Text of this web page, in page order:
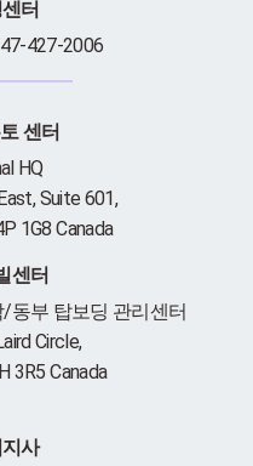
터
427-2006
센터
HQ
Suite 601,
1G8 Canada
센터
동부 탑보딩 관리센터
Circle,
3R5 Canada
사